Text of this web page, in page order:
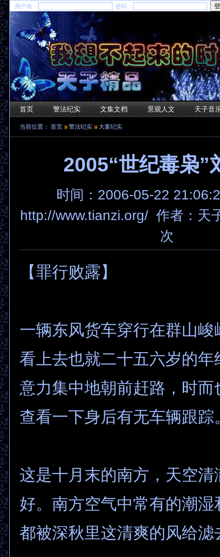
用户名： 密码：
首页 警法纪实 文集文档 景观人文 天子音
当前位置： 首页 警法纪实 大案纪实
2005“世纪毒枭”
时间：2006-05-22
http://www.tianzi.org/ 作者：天
次
【罪行败露】
一辆东风货车穿行在群山峻
看上去也就二十五六岁的年
意力集中地朝前赶路，时而
查看一下身后有无车辆跟踪
这是十月末的南方，天空清
好。南方空气中常有的潮湿
都被深秋里这清爽的风给滤